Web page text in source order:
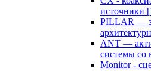
источники
PILLAR —
ANT —
системы со
Monitor -